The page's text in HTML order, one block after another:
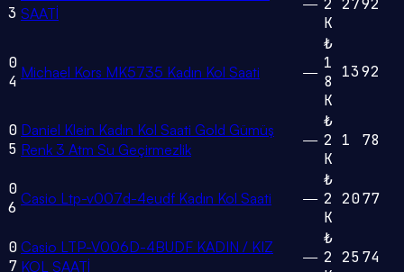
3 SAATİ
— 2
K
2792
0
4 Michael Kors MK5735 Kadın Kol Saati —
₺
1
8
K
1392
0
5
Daniel Klein Kadın Kol Saati Gold Gümüş
Renk 3 Atm Su Geçirmezlik
—
₺
2
K
1 78
0
6 Casio Ltp-v007d-4eudf Kadın Kol Saati —
₺
2
K
2077
0
7
Casio LTP-V006D-4BUDF KADIN / KIZ
KOL SAATİ
—
₺
2 2574